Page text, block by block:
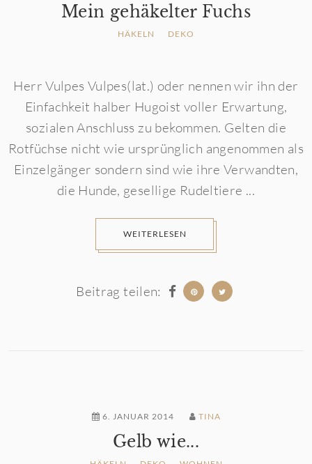
Mein gehäkelter Fuchs
HÄKELN DEKO
Herr Vulpes Vulpes(lat.) oder nennen wir ihn der
Einfachkeit halber Hugoist voller Erwartung,
sozialen Anschluss zu bekommen. Gelten die
Rotfüchse nicht wie ursprünglich angenommen als
Einzelgänger sondern sind wie ihre Verwandten,
die Hunde, gesellige Rudeltiere ...
WEITERLESEN
Beitrag teilen:
6. JANUAR 2014 TINA
Gelb wie...